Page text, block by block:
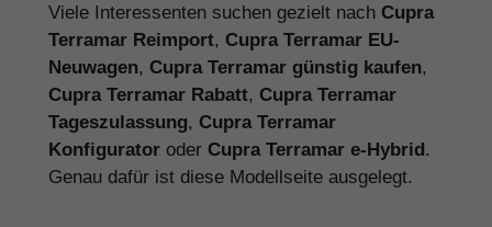
Viele Interessenten suchen gezielt nach Cupra
Terramar Reimport, Cupra Terramar EU-
Neuwagen, Cupra Terramar günstig kaufen,
Cupra Terramar Rabatt, Cupra Terramar
Tageszulassung, Cupra Terramar
Konfigurator oder Cupra Terramar e-Hybrid.
Genau dafür ist diese Modellseite ausgelegt.